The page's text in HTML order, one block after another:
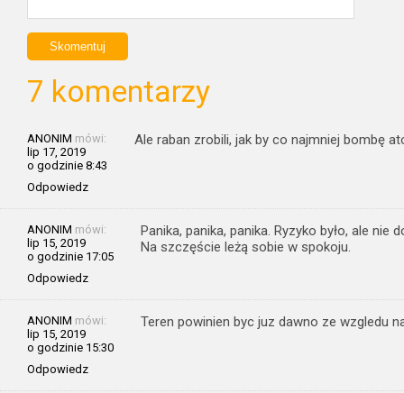
7 komentarzy
ANONIM mówi:
lip 17, 2019
o godzinie 8:43
Odpowiedz
Ale raban zrobili, jak by co najmniej bombę
ANONIM mówi:
lip 15, 2019
o godzinie 17:05
Odpowiedz
Panika, panika, panika. Ryzyko było, ale
Na szczęście leżą sobie w spokoju.
ANONIM mówi:
lip 15, 2019
o godzinie 15:30
Odpowiedz
Teren powinien byc juz dawno ze wzgledu